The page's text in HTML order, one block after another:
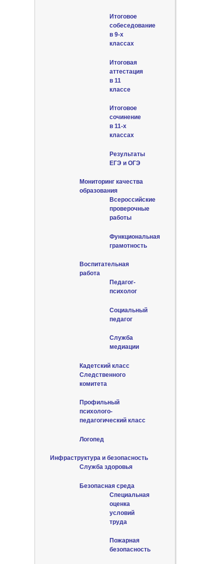
Итоговое
собеседование
в 9-х
классах
Итоговая
аттестация
в 11
классе
Итоговое
сочинение
в 11-х
классах
Результаты
ЕГЭ и ОГЭ
Мониторинг качества
образования
Всероссийские
проверочные
работы
Функциональная
грамотность
Воспитательная
работа
Педагог-
психолог
Социальный
педагог
Служба
медиации
Кадетский класс
Следственного
комитета
Профильный
психолого-
педагогический класс
Логопед
Инфраструктура и безопасность
Служба здоровья
Безопасная среда
Специальная
оценка
условий
труда
Пожарная
безопасность